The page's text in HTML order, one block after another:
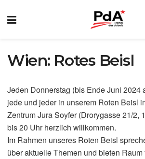
Wien: Rotes Beisl
Jeden Donnerstag (bis Ende Juni 2024
jede und jeder in unserem Roten Beisl
Zentrum Jura Soyfer (Drorygasse 21/2,
bis 20 Uhr herzlich willkommen.
Im Rahmen unseres Roten Beisl
über aktuelle Themen und bieten